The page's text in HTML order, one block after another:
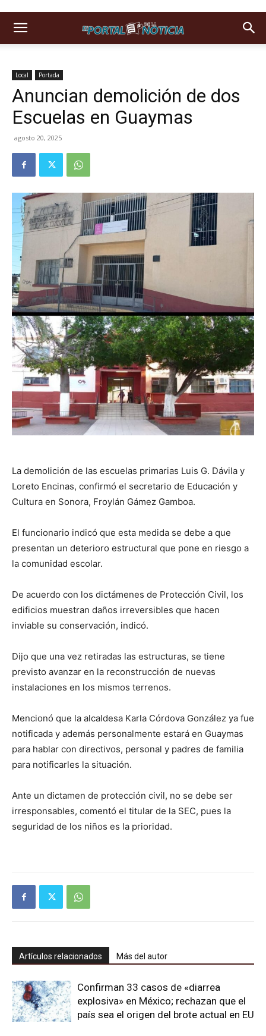
Local Portada
Anuncian demolición de dos
Escuelas en Guaymas
agosto 20, 2025
La demolición de las escuelas primarias Luis G. Dávila y
Loreto Encinas, confirmó el secretario de Educación y
Cultura en Sonora, Froylán Gámez Gamboa.
El funcionario indicó que esta medida se debe a que
presentan un deterioro estructural que pone en riesgo a
la comunidad escolar.
De acuerdo con los dictámenes de Protección Civil, los
edificios muestran daños irreversibles que hacen
inviable su conservación, indicó.
Dijo que una vez retiradas las estructuras, se tiene
previsto avanzar en la reconstrucción de nuevas
instalaciones en los mismos terrenos.
Mencionó que la alcaldesa Karla Córdova González ya fue
notificada y además personalmente estará en Guaymas
para hablar con directivos, personal y padres de familia
para notificarles la situación.
Ante un dictamen de protección civil, no se debe ser
irresponsables, comentó el titular de la SEC, pues la
seguridad de los niños es la prioridad.
Artículos relacionados Más del autor
Confirman 33 casos de «diarrea
explosiva» en México; rechazan que el
país sea el origen del brote actual en EU